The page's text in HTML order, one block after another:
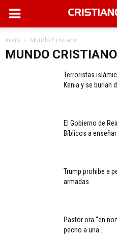
Inicio Mundo Cristiano
MUNDO CRISTIANO
Terroristas
Kenia y se burlan
El Gobierno de
Bíblicos a
Trump prohibe a
armadas
Pastor ora “en
pecho a una...